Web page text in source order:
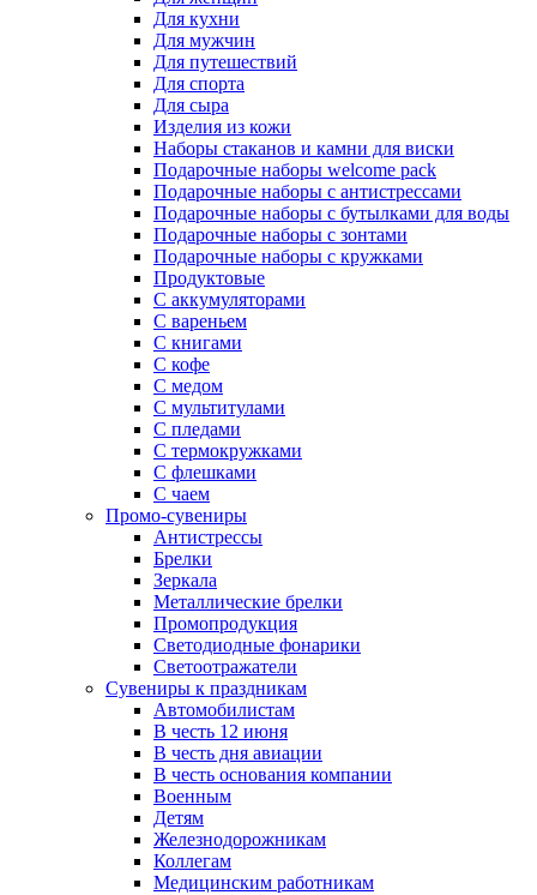
Для кухни
Для мужчин
Для путешествий
Для спорта
Для сыра
Изделия из кожи
Наборы стаканов и камни для виски
Подарочные наборы welcome pack
Подарочные наборы с антистрессами
Подарочные наборы с бутылками для воды
Подарочные наборы с зонтами
Подарочные наборы с кружками
Продуктовые
С аккумуляторами
С вареньем
С книгами
С кофе
С медом
С мультитулами
С пледами
С термокружками
С флешками
С чаем
Промо-сувениры
Антистрессы
Брелки
Зеркала
Металлические брелки
Промопродукция
Светодиодные фонарики
Светоотражатели
Сувениры к праздникам
Автомобилистам
В честь 12 июня
В честь дня авиации
В честь основания компании
Военным
Детям
Железнодорожникам
Коллегам
Медицинским работникам